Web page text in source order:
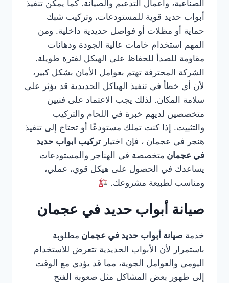
الصناعية، وأعمال التدعيم والصيانة. كما يمكن تنفيذ
أبواب حديد قوية للمستودعات، وتركيب شبك
حماية أو مظلات أو فواصل حديدية داخلية. ومن
المهم استخدام خامات عالية الجودة ودهانات
مقاومة للصدأ للحفاظ على الهيكل لفترة طويلة.
الشركة المحترفة تهتم بعوامل الأمان بشكل كبير،
لأن أي خطأ في تنفيذ الهياكل الحديدية قد يؤثر على
سلامة المكان. لذلك يجب الاعتماد على فنيين
متخصصين لديهم خبرة في اللحام والتركيب
والتثبيت. إذا كنت تملك مستودعًا أو تحتاج إلى تنفيذ
هنجر في عجمان ، فإن اختيار تركيب ابواب حديد
في عجمان متخصصة في الهناجر والمستودعات
يساعدك في الحصول على هيكل قوي، عملي،
ومناسب لطبيعة مشروعك.
صيانة أبواب حديد في عجمان
خدمة صيانة أبواب حديد في عجمان مطلوبة
باستمرار لأن الأبواب الحديدية تتعرض للاستخدام
اليومي والعوامل الجوية، مما قد يؤدي مع الوقت
إلى ظهور بعض المشاكل مثل صعوبة الفتح